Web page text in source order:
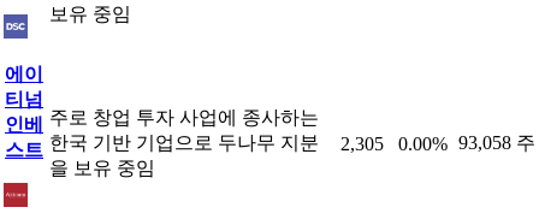
보유 중임
에이
티넘
인베
스트
주로 창업 투자 사업에 종사하는
한국 기반 기업으로 두나무 지분
을 보유 중임
2,305 0.00% 93,058 주